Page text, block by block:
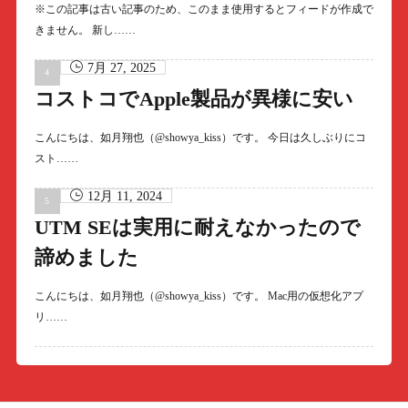
※この記事は古い記事のため、このまま使用するとフィードが作成で
きません。 新し……
7月 27, 2025
コストコでApple製品が異様に安い
こんにちは、如月翔也（@showya_kiss）です。 今日は久しぶりにコ
スト……
12月 11, 2024
UTM SEは実用に耐えなかったので
諦めました
こんにちは、如月翔也（@showya_kiss）です。 Mac用の仮想化アプ
リ……